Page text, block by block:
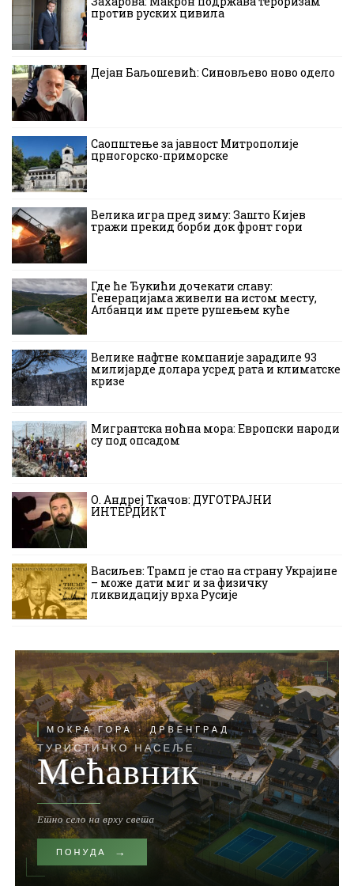
против руских цивила
Дејан Баљошевић: Синовљево ново одело
Саопштење за јавност Митрополије
црногорско-приморске
Велика игра пред зиму: Зашто Кијев
тражи прекид борби док фронт гори
Где ће Ђукићи дочекати славу:
Генерацијама живели на истом месту,
Албанци им прете рушењем куће
Велике нафтне компаније зарадиле 93
милијарде долара усред рата и климатске
кризе
Мигрантска ноћна мора: Европски народи
су под опсадом
О. Андреј Ткачов: ДУГОТРАЈНИ
ИНТЕРДИКТ
Васиљев: Трамп је стао на страну Украјине
– може дати миг и за физичку
ликвидацију врха Русије